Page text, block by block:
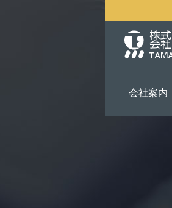
会社案内